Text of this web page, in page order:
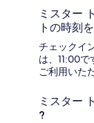
ミスター
トの時刻
チェックイ
は、11:00
ご利用いた
ミスター
?